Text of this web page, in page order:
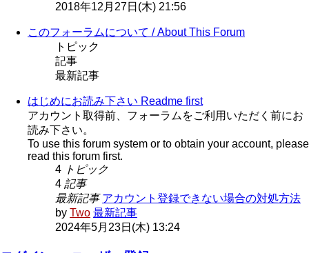
2018年12月27日(木) 21:56
このフォーラムについて / About This Forum
トピック
記事
最新記事
はじめにお読み下さい Readme first
アカウント取得前、フォーラムをご利用いただく前にお
読み下さい。
To use this forum system or to obtain your account, please
read this forum first.
4 トピック
4 記事
最新記事 アカウント登録できない場合の対処方法
by Two 最新記事
2024年5月23日(木) 13:24